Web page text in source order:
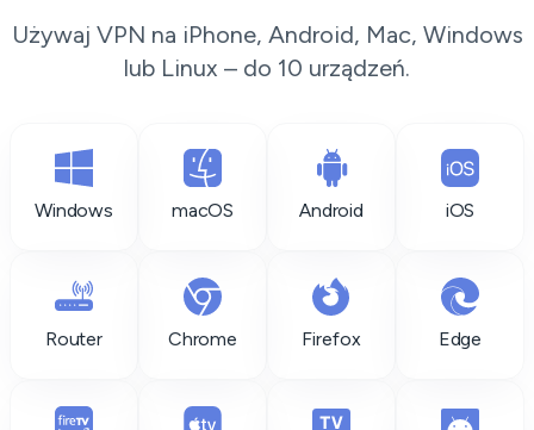
Używaj VPN na iPhone, Android, Mac, Windows
lub Linux – do 10 urządzeń.
Windows macOS Android iOS
Router Chrome Firefox Edge